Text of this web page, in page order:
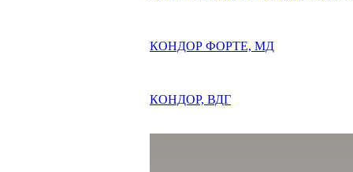
КОНДОР ФОРТЕ, МД
КОНДОР, ВДГ